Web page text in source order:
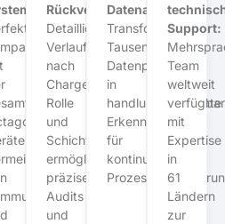
Rückverfolgbarkeit:
Detaillierter
Verlauf
nach
Charge,
Rolle
und
Schicht,
ermöglicht
präzise
Audits
und
Datenanalyse:
Transformation
Tausender
Datenpunkte
in
handlungsrelevante
Erkenntnisse
für
kontinuierliche
Support:
Team
weltweit
verfügbar
mit
Expertise
in
61
Ländern
zur